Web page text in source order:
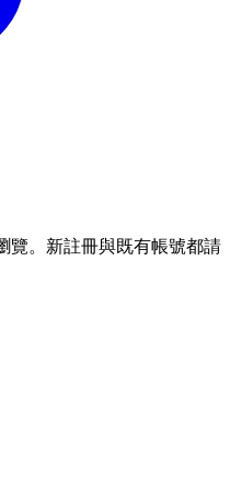
覽。新註冊與既有帳號都請